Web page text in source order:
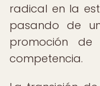
radical en la
pasando de
promoción
competencia.